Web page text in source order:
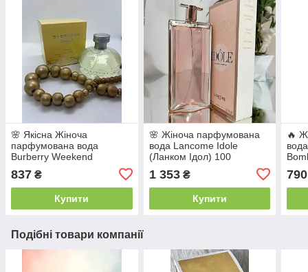
🌸 Якісна Жіноча
парфумована вода
Burberry Weekend
(Барберрі Вікенд) — 100
мл. Свіжий квітковий
аромат
837 ₴
Купити
🌸 Жіноча парфумована
вода Lancome Idole
(Ланком Ідол) 100
шипровий аромат
1 353₴
Купити
🔥
790
Подібні товари компанії